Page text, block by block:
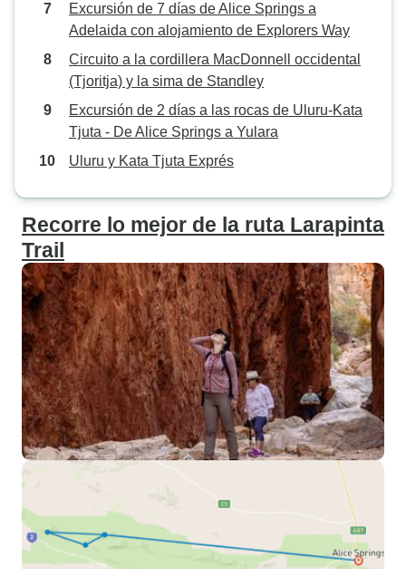
Excursión de 7 días de Alice Springs a
Adelaida con alojamiento de Explorers Way
Circuito a la cordillera MacDonnell occidental
(Tjoritja) y la sima de Standley
Excursión de 2 días a las rocas de Uluru-Kata
Tjuta - De Alice Springs a Yulara
Uluru y Kata Tjuta Exprés
Recorre lo mejor de la ruta Larapinta
Trail